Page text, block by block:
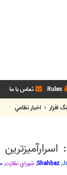
Rules تماس با ما
افزار اخبار نظامي
,
Shahbaz
,شوراي نظارت,